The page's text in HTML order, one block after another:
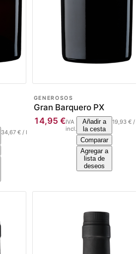
34,67 € / l
GENEROSOS
Gran Barquero PX
14,95 €IVA
incl.
19,93€/
Añadir a
la cesta
Comparar
Agregar a
lista de
deseos